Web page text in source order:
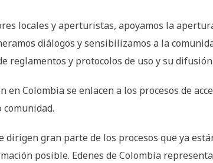
locales y aperturistas, apoyamos la
diálogos y sensibilizamos a la
reglamentos y protocolos de uso y su difusión.
Colombia se enlacen a los procesos de
dirigen gran parte de los procesos que ya
posible. Edenes de Colombia